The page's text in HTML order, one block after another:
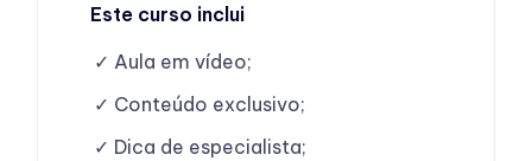
Este curso inclui
Aula em vídeo;
Conteúdo exclusivo;
Dica de especialista;